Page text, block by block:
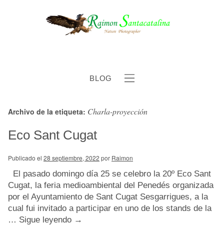
BLOG
Archivo de la etiqueta: Charla-proyección
Eco Sant Cugat
Publicado el 28 septiembre, 2022 por Raimon
El pasado domingo día 25 se celebro la 20º Eco Sant
Cugat, la feria medioambiental del Penedés organizada
por el Ayuntamiento de Sant Cugat Sesgarrigues, a la
cual fui invitado a participar en uno de los stands de la
… Sigue leyendo →